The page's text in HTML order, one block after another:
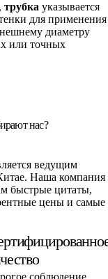
трубка указывается
для применения
диаметру
или точных
нас?
ведущим
Наша компания
быстрые цитаты,
цены и самые